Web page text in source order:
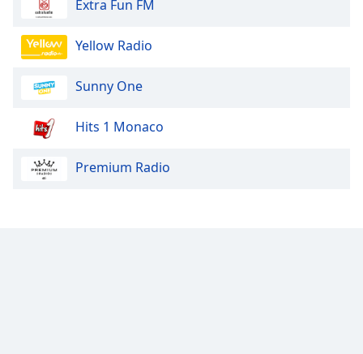
Extra Fun FM
Yellow Radio
Sunny One
Hits 1 Monaco
Premium Radio